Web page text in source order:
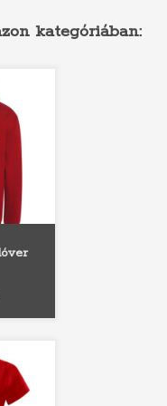
kategóriában: